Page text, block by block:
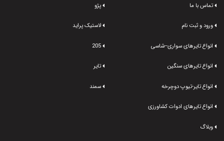
تماس با ما
ورود و ثبت نام
انواع تایرهای سواری--شاسی
انواع تایرهای سنگین
انواع تایر-تیوپ دوچرخه
انواع تایرهای ادوات کشاورزی
وبلاگ
پژو
لاستیک پراید
205
تایر
سمند